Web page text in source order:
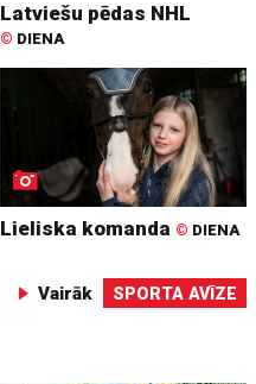
Latviešu pēdas NHL
© DIENA
Lieliska komanda © DIENA
Vairāk SPORTA AVĪZE